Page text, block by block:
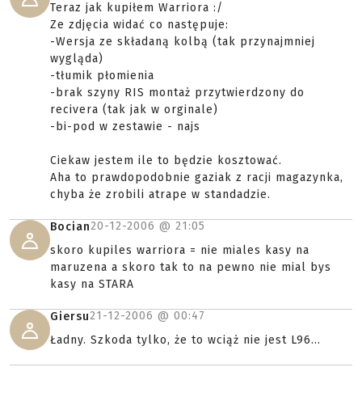
Teraz jak kupiłem Warriora :/
Ze zdjęcia widać co następuje:
-Wersja ze składaną kolbą (tak przynajmniej
wygląda)
-tłumik płomienia
-brak szyny RIS montaż przytwierdzony do
recivera (tak jak w orginale)
-bi-pod w zestawie - najs
Ciekaw jestem ile to będzie kosztować.
Aha to prawdopodobnie gaziak z racji magazynka,
chyba że zrobili atrape w standadzie.
Bocian20-12-2006 @ 21:05
skoro kupiles warriora = nie miales kasy na
maruzena a skoro tak to na pewno nie mial bys
kasy na STARA
Giersu21-12-2006 @ 00:47
Ładny. Szkoda tylko, że to wciąż nie jest L96...